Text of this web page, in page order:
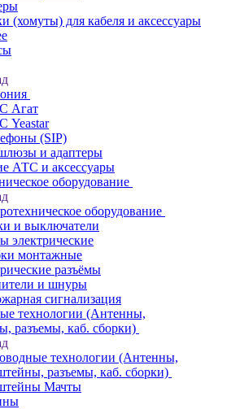
(хомуты) для кабеля и аксессуары
Агат
Yeastar
(SIP)
и адаптеры
АТС и аксессуары
оборудование
оборудование
и выключатели
электрические
монтажные
разъёмы
и шнуры
сигнализация
технологии (Антенны,
разъемы, каб. сборки)
технологии (Антенны,
разъемы, каб. сборки)
Мачты